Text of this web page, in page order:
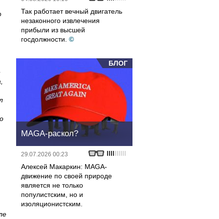
Так работает вечный двигатель
незаконного извлечения
прибыли из высшей
госдолжности. ©
БЛОГ
MAGA-раскол?
29.07.2026 00:23
Алексей Макаркин: MAGA-
движение по своей природе
является не только
популистским, но и
изоляционистским.